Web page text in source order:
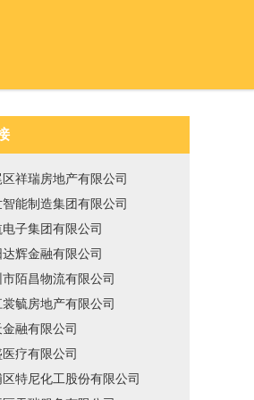
祥瑞房地产有限公司
能制造集团有限公司
子集团有限公司
辉金融有限公司
陌昌物流有限公司
毓房地产有限公司
融有限公司
疗有限公司
特尼化工股份有限公司